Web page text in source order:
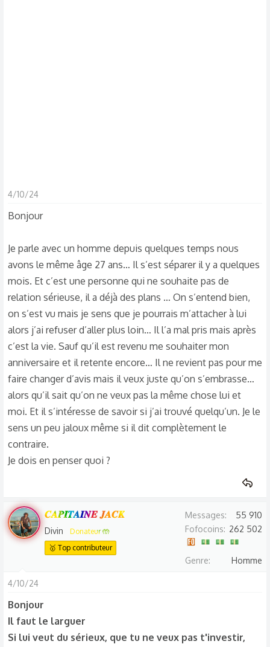
4/10/24
Bonjour
Je parle avec un homme depuis quelques temps nous
avons le même âge 27 ans… Il s’est séparer il y a quelques
mois. Et c’est une personne qui ne souhaite pas de
relation sérieuse, il a déjà des plans … On s’entend bien,
on s’est vu mais je sens que je pourrais m’attacher à lui
alors j’ai refuser d’aller plus loin… Il l’a mal pris mais après
c’est la vie. Sauf qu’il est revenu me souhaiter mon
anniversaire et il retente encore… Il ne revient pas pour me
faire changer d’avis mais il veux juste qu’on s’embrasse…
alors qu’il sait qu’on ne veux pas la même chose lui et
moi. Et il s’intéresse de savoir si j’ai trouvé quelqu’un. Je le
sens un peu jaloux même si il dit complètement le
contraire.
Je dois en penser quoi ?
𝑪𝑨𝑷𝑰𝑻𝑨𝑰𝑵𝑬 𝑱𝑨𝑪𝑲
Divin
Donateur 🤲
🥇 Top contributeur
Messages
55 910
Fofocoins
262 502
Genre Homme
4/10/24
Bonjour
Il faut le larguer
Si lui veut du sérieux, que tu ne veux pas t'investir,